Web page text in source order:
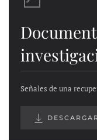
Señales de una